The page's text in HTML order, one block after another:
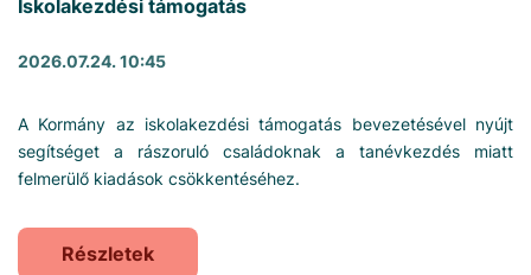
Iskolakezdési támogatás
2026.07.24. 10:45
A Kormány az iskolakezdési támogatás bevezetésével nyújt
segítséget a rászoruló családoknak a tanévkezdés miatt
felmerülő kiadások csökkentéséhez.
Részletek